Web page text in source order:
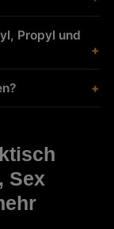
Propyl und
Sex